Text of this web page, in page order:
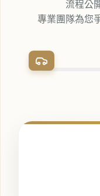
流程公
專業團隊為您